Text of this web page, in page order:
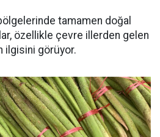
tamamen doğal
özellikle çevre illerden gelen
ilgisini görüyor.